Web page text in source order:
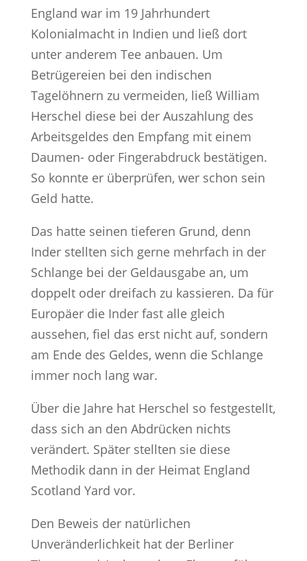
England war im 19 Jahrhundert
Kolonialmacht in Indien und ließ dort
unter anderem Tee anbauen. Um
Betrügereien bei den indischen
Tagelöhnern zu vermeiden, ließ William
Herschel diese bei der Auszahlung des
Arbeitsgeldes den Empfang mit einem
Daumen- oder Fingerabdruck bestätigen.
So konnte er überprüfen, wer schon sein
Geld hatte.
Das hatte seinen tieferen Grund, denn
Inder stellten sich gerne mehrfach in der
Schlange bei der Geldausgabe an, um
doppelt oder dreifach zu kassieren. Da für
Europäer die Inder fast alle gleich
aussehen, fiel das erst nicht auf, sondern
am Ende des Geldes, wenn die Schlange
immer noch lang war.
Über die Jahre hat Herschel so festgestellt,
dass sich an den Abdrücken nichts
verändert. Später stellten sie diese
Methodik dann in der Heimat England
Scotland Yard vor.
Den Beweis der natürlichen
Unveränderlichkeit hat der Berliner